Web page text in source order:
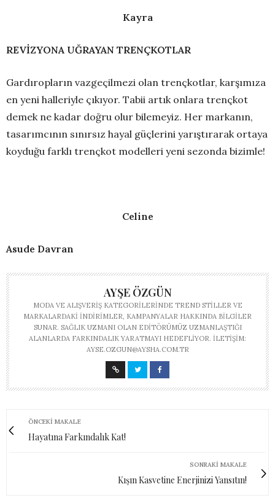
Kayra
REVİZYONA UĞRAYAN TRENÇKOTLAR
Gardıropların vazgeçilmezi olan trençkotlar, karşımıza
en yeni halleriyle çıkıyor. Tabii artık onlara trençkot
demek ne kadar doğru olur bilemeyiz. Her markanın,
tasarımcının sınırsız hayal güçlerini yarıştırarak ortaya
koyduğu farklı trençkot modelleri yeni sezonda bizimle!
Celine
Asude Davran
AYŞE ÖZGÜN
MODA VE ALIŞVERIŞ KATEGORILERINDE TREND STILLER VE
MARKALARDAKI INDIRIMLER, KAMPANYALAR HAKKINDA BILGILER
SUNAR. SAĞLIK UZMANI OLAN EDITÖRÜMÜZ UZMANLAŞTIĞI
ALANLARDA FARKINDALIK YARATMAYI HEDEFLIYOR. İLETIŞIM:
AYSE.OZGUN@AYSHA.COM.TR
ÖNCEKI MAKALE
Hayatına Farkındalık Kat!
SONRAKI MAKALE
Kışın Kasvetine Enerjinizi Yansıtın!